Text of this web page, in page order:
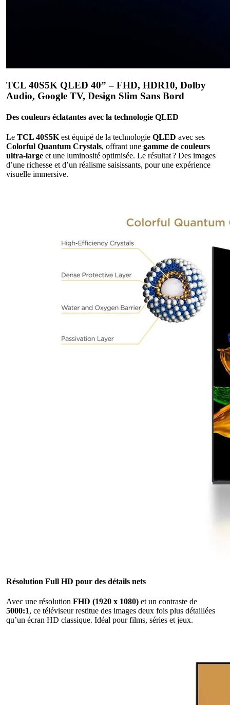
TCL 40S5K QLED 40” – FHD, HDR10, Dolby
Audio, Google TV, Design Slim Sans Bord
Des couleurs éclatantes avec la technologie QLED
Le TCL 40S5K est équipé de la technologie QLED avec ses
Colorful Quantum Crystals, offrant une gamme de couleurs
ultra-large et une luminosité optimisée. Le résultat ? Des images
d’une richesse et d’un réalisme saisissants, pour une expérience
visuelle immersive.
Résolution Full HD pour des détails nets
Avec une résolution FHD (1920 x 1080) et un contraste de
5000:1, ce téléviseur restitue des images deux fois plus détaillées
qu’un écran HD classique. Idéal pour films, séries et jeux.